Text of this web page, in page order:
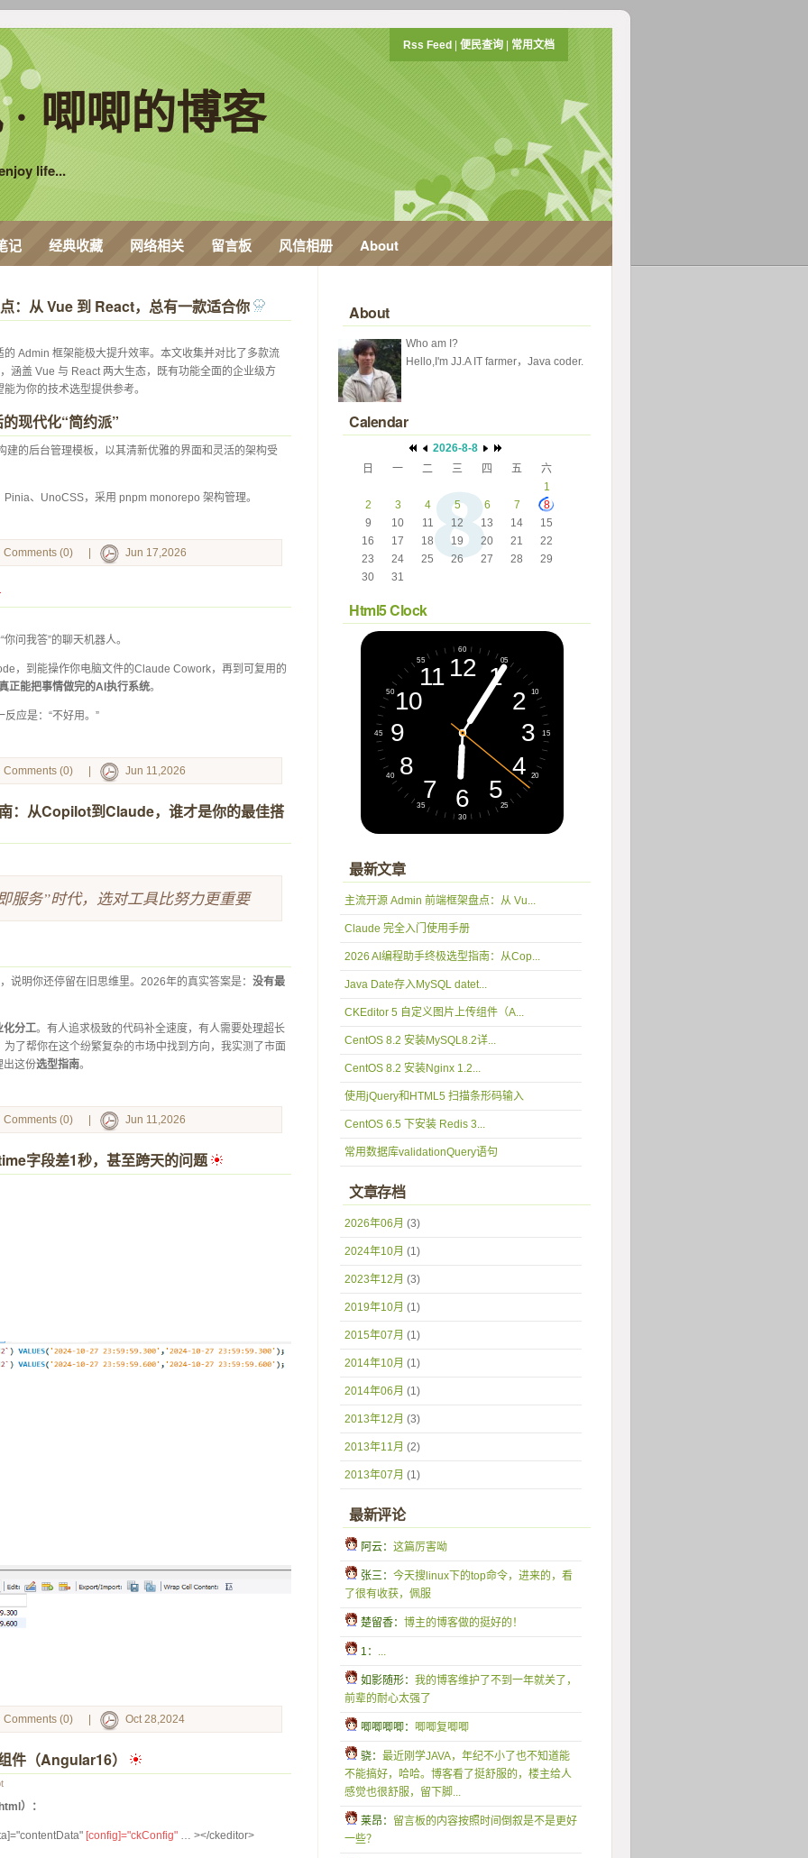
唧唧的博客
life...
Rss Feed 便民查询 常用文档
记 经典收藏 网络相关 留言板 风信相册 About
：从 Vue 到 React，总有一款适合你
Admin 框架能极大提升效率。本文收集并对比了多款流
涵盖 Vue 与 React 两大生态，既有功能全面的企业级方
为你的技术选型提供参考。
现代化“简约派”
的后台管理模板，以其清新优雅的界面和灵活的架构受
、UnoCSS，采用 pnpm monorepo 架构管理。
Comments (0) Jun 17,2026
问我答”的聊天机器人。
，到能操作你电脑文件的Claude Cowork，再到可复用的
正能把事情做完的AI执行系统。
应是：“不好用。”
Comments (0) Jun 11,2026
：从Copilot到Claude，谁才是你的最佳搭
服务”时代，选对工具比努力更重要
说明你还停留在旧思维里。2026年的真实答案是： 没有最
化分工。有人追求极致的代码补全速度，有人需要处理超长
了帮你在这个纷繁复杂的市场中找到方向，我实测了市面
出这份选型指南。
Comments (0) Jun 11,2026
字段差1秒，甚至跨天的问题
Comments (0) | Oct 28,2024
件（Angular16）
）：
[config]="ckConfig" … ></ckeditor>
About
Who am I?
Hello,I'm JJ.A IT farmer，Java coder.
Calendar
2026-8-8
日
一 二 三 四 五
六
1
2
3 4 5 6 7
8
9
10 11 12 13 14
15
16
17 18 19 20 21
22
23
24 25 26 27 28
29
30
31
Html5 Clock
最新文章
主流开源 Admin 前端框架盘点：从 Vu...
Claude 完全入门使用手册
2026 AI编程助手终极选型指南：从Cop...
Java Date存入MySQL datet...
CKEditor 5 自定义图片上传组件（A...
CentOS 8.2 安装MySQL8.2详...
CentOS 8.2 安装Nginx 1.2...
使用jQuery和HTML5 扫描条形码输入
CentOS 6.5 下安装 Redis 3...
常用数据库validationQuery语句
文章存档
2026年06月 (3)
2024年10月 (1)
2023年12月 (3)
2019年10月 (1)
2015年07月 (1)
2014年10月 (1)
2014年06月 (1)
2013年12月 (3)
2013年11月 (2)
2013年07月 (1)
最新评论
阿云： 这篇厉害呦
张三： 今天搜linux下的top命令，进来的，看
了很有收获，佩服
楚留香： 博主的博客做的挺好的！
1： ...
如影随形： 我的博客维护了不到一年就关了，
前辈的耐心太强了
唧唧唧唧： 唧唧复唧唧
骁： 最近刚学JAVA，年纪不小了也不知道能
不能搞好，哈哈。博客看了挺舒服的，楼主给人
感觉也很舒服，留下脚...
莱昂： 留言板的内容按照时间倒叙是不是更好
一些？